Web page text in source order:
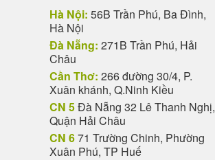
Hà Nội: 56B Trần Phú, Ba Đình,
Hà Nội
Đà Nẵng: 271B Trần Phú, Hải
Châu
Cần Thơ: 266 đường 30/4, P.
Xuân khánh, Q.Ninh Kiều
CN 5Đà Nẵng 32 Lê Thanh Nghị,
Quận Hải Châu
CN 671 Trường Chinh, Phường
Xuân Phú, TP Huế